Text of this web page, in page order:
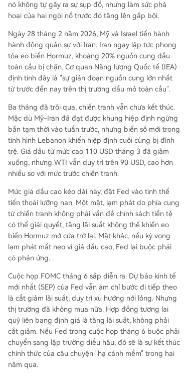
nó không tự gây ra sự sụp đổ, nhưng làm sức phá
hoại của hai ngòi nổ trước đó tăng lên gấp bội.
Ngày 28 tháng 2 năm 2026, Mỹ và Israel tiến hành
hành động quân sự với Iran. Iran ngay lập tức phong
tỏa eo biển Hormuz, khoảng 20% nguồn cung dầu
toàn cầu bị chặn. Cơ quan Năng lượng Quốc tế (IEA)
định tính đây là "sự gián đoạn nguồn cung lớn nhất
từ trước đến nay trên thị trường dầu mỏ toàn cầu".
Ba tháng đã trôi qua, chiến tranh vẫn chưa kết thúc.
Mặc dù Mỹ-Iran đã đạt được khung hiệp định ngừng
bắn tạm thời vào tuần trước, nhưng biến số mới trong
tình hình Lebanon khiến hiệp định cuối cùng bị đình
trệ. Giá dầu từ mức cao 110 USD tháng 3 đã giảm
xuống, nhưng WTI vẫn duy trì trên 90 USD, cao hơn
nhiều so với mức trước chiến tranh.
Mức giá dầu cao kéo dài này, đặt Fed vào tình thế
tiến thoái lưỡng nan. Một mặt, lạm phát do phía cung
từ chiến tranh không phải vấn đề chính sách tiền tệ
có thể giải quyết, tăng lãi suất không thể khiến eo
biển Hormuz mở cửa trở lại. Mặt khác, nếu kỳ vọng
lạm phát mất neo vì giá dầu cao, Fed lại buộc phải
có phản ứng.
Cuộc họp FOMC tháng 6 sắp diễn ra. Dự báo kinh tế
mới nhất (SEP) của Fed vẫn ám chỉ bước đi tiếp theo
là cắt giảm lãi suất, duy trì xu hướng nới lỏng. Nhưng
thị trường đã không mua nữa. Hợp đồng tương lai
quỹ liên bang định giá là tăng lãi suất, không phải
cắt giảm. Nếu Fed trong cuộc họp tháng 6 buộc phải
chuyển sang lập trường diều hâu, đó sẽ là sự kết thúc
chính thức của câu chuyện "hạ cánh mềm" trong hai
năm qua.